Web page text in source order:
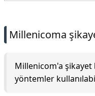
Millenicoma
Millenicom'a şikayet
yöntemler